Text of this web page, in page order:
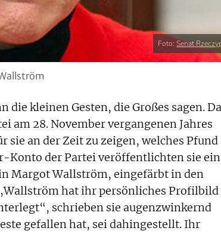
Foto:Senat
die kleinen Gesten, die Großes sagen.
am 28. November vergangenen Jahres
sie an der Zeit zu zeigen, welches Pfund
Konto der Partei veröffentlichten sie ein
Margot Wallström, eingefärbt in den
hat ihr persönliches Profilbild
schrieben sie augenzwinkernd
gefallen hat, sei dahingestellt. Ihr